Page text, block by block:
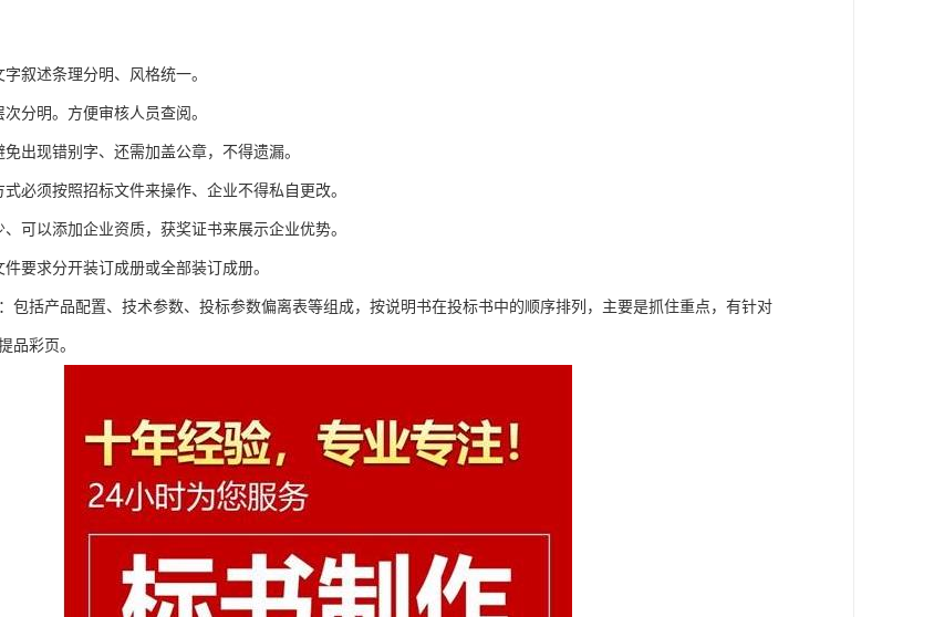
叙述条理分明、风格统一。
分明。方便审核人员查阅。
出现错别字、还需加盖公章，不得遗漏。
必须按照招标文件来操作、企业不得私自更改。
可以添加企业资质，获奖证书来展示企业优势。
要求分开装订成册或全部装订成册。
包括产品配置、技术参数、投标参数偏离表等组成，按说明书在投标书中的顺序排列，主要是抓住重点，有针对
品彩页。